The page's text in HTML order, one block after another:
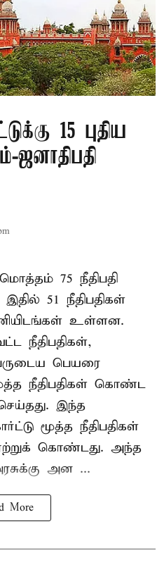
15 புதிய
ஜனாதிபதி
75 நீதிபதி
51 நீதிபதிகள்
உள்ளன.
நீதிபதிகள்,
பெயரை
நீதிபதிகள் கொண்ட
இந்த
மூத்த நீதிபதிகள்
கொண்டது. அந்த
அன ...
More